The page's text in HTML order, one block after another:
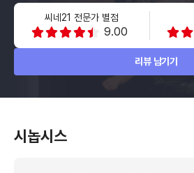
씨네21 전문가 별점
9.00
리뷰 남기기
시놉시스